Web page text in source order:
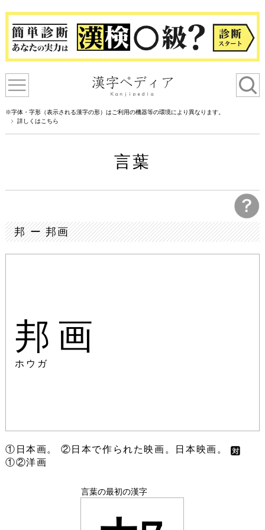
※字体・字形（表示される漢字の形）はご利用の機器等の環境により異なります。
詳しくはこちら
言葉
邦 ー 邦画
邦画
ホウガ
①日本画。 ②日本で作られた映画。日本映画。
①②洋画
言葉の最初の漢字